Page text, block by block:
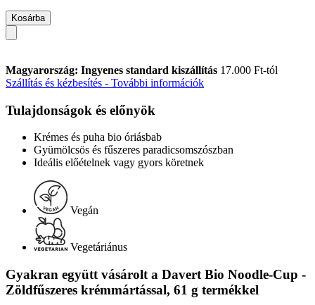
Kosárba
Magyarország: Ingyenes standard kiszállítás 17.000 Ft-tól
Szállítás és kézbesítés - További információk
Tulajdonságok és előnyök
Krémes és puha bio óriásbab
Gyümölcsös és fűszeres paradicsomszószban
Ideális előételnek vagy gyors köretnek
Vegán
Vegetáriánus
Gyakran együtt vásárolt a Davert Bio Noodle-Cup -
Zöldfűszeres krémmártással, 61 g termékkel